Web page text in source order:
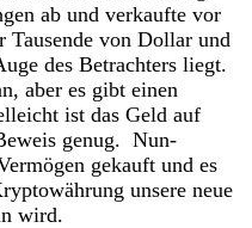
ab und verkaufte vor
von Dollar und
des Betrachters liegt.
aber es gibt einen
ist das Geld auf
genug. Nun-
gekauft und es
unsere neue
wird.